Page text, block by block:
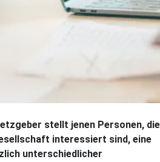
stellt jenen Personen, die
interessiert sind, eine
unterschiedlicher